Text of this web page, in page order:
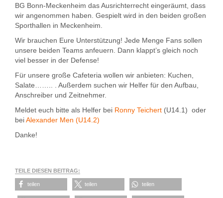
BG Bonn-Meckenheim das Ausrichterrecht eingeräumt, dass
wir angenommen haben. Gespielt wird in den beiden großen
Sporthallen in Meckenheim.
Wir brauchen Eure Unterstützung! Jede Menge Fans sollen
unsere beiden Teams anfeuern. Dann klappt’s gleich noch
viel besser in der Defense!
Für unsere große Cafeteria wollen wir anbieten: Kuchen,
Salate…….. . Außerdem suchen wir Helfer für den Aufbau,
Anschreiber und Zeitnehmer.
Meldet euch bitte als Helfer bei Ronny Teichert (U14.1) oder
beiAlexander Men (U14.2)
Danke!
TEILE DIESEN BEITRAG:
teilen teilen teilen